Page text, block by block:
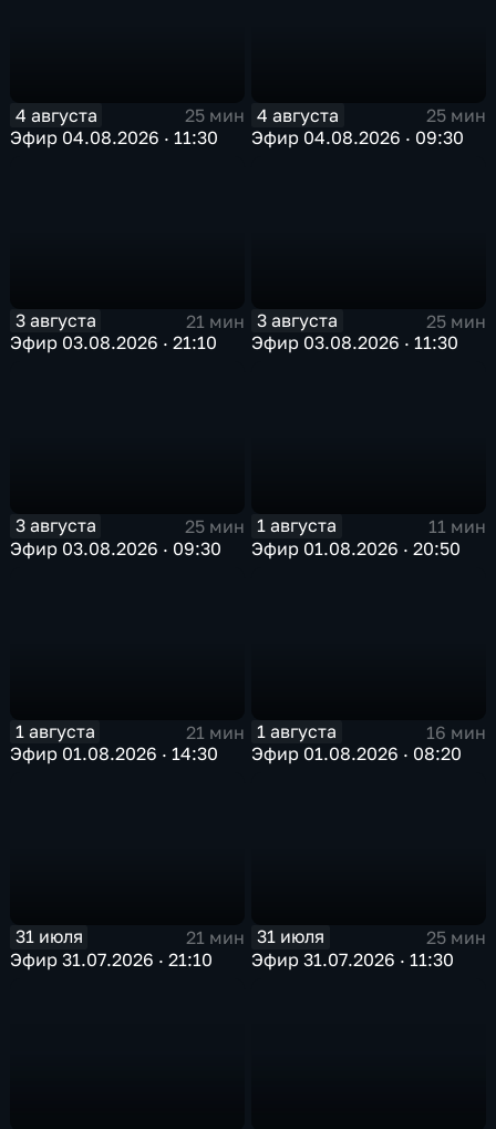
4 августа
25 мин
Эфир 04.08.2026 · 11:30
4 августа
25 мин
Эфир 04.08.2026 · 09:30
3 августа
21 мин
Эфир 03.08.2026 · 21:10
3 августа
25 мин
Эфир 03.08.2026 · 11:30
3 августа
25 мин
Эфир 03.08.2026 · 09:30
1 августа
11 мин
Эфир 01.08.2026 · 20:50
1 августа
21 мин
Эфир 01.08.2026 · 14:30
1 августа
16 мин
Эфир 01.08.2026 · 08:20
31 июля
21 мин
Эфир 31.07.2026 · 21:10
31 июля
25 мин
Эфир 31.07.2026 · 11:30